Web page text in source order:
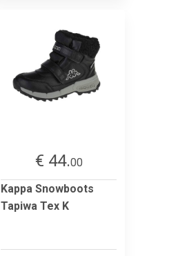
€ 44.00
Kappa Snowboots
Tapiwa Tex K